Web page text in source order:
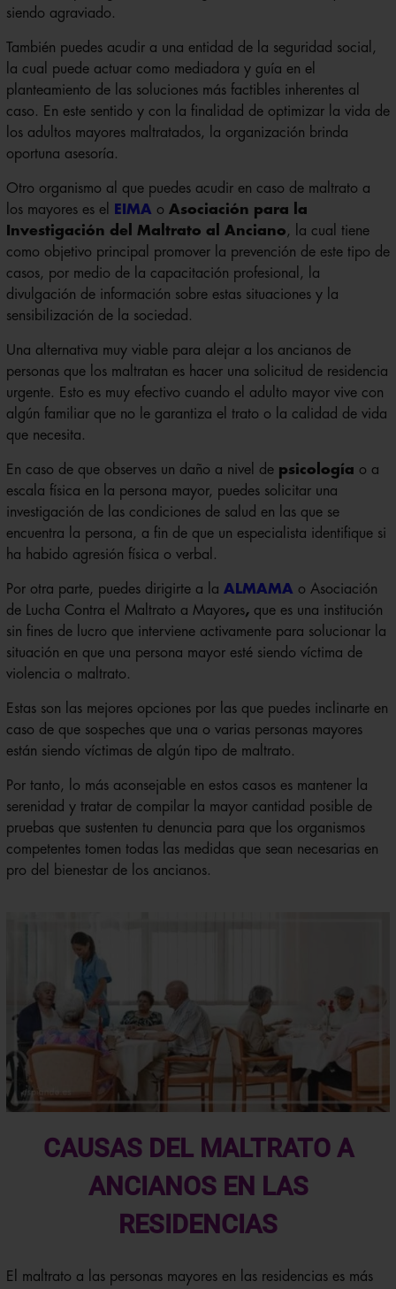
siendo agraviado.
También puedes acudir a una entidad de la seguridad social,
la cual puede actuar como mediadora y guía en el
planteamiento de las soluciones más factibles inherentes al
caso. En este sentido y con la finalidad de optimizar la vida de
los adultos mayores maltratados, la organización brinda
oportuna asesoría.
Otro organismo al que puedes acudir en caso de maltrato a
los mayores es el
EIMA o Asociación para la
Investigación del Maltrato al Anciano, la cual tiene
como objetivo principal promover la prevención de este tipo de
casos, por medio de la capacitación profesional, la
divulgación de información sobre estas situaciones y la
sensibilización de la sociedad.
Una alternativa muy viable para alejar a los ancianos de
personas que los maltratan es hacer una solicitud de residencia
urgente. Esto es muy efectivo cuando el adulto mayor vive con
algún familiar que no le garantiza el trato o la calidad de vida
que necesita.
En caso de que observes un daño a nivel de psicología o a
escala física en la persona mayor, puedes solicitar una
investigación de las condiciones de salud en las que se
encuentra la persona, a fin de que un especialista identifique si
ha habido agresión física o verbal.
Por otra parte, puedes dirigirte a la ALMAMA o Asociación
de Lucha Contra el Maltrato a Mayores, que es una institución
sin fines de lucro que interviene activamente para solucionar la
situación en que una persona mayor esté siendo víctima de
violencia o maltrato.
Estas son las mejores opciones por las que puedes inclinarte en
caso de que sospeches que una o varias personas mayores
están siendo víctimas de algún tipo de maltrato.
Por tanto, lo más aconsejable en estos casos es mantener la
serenidad y tratar de compilar la mayor cantidad posible de
pruebas que sustenten tu denuncia para que los organismos
competentes tomen todas las medidas que sean necesarias en
pro del bienestar de los ancianos.
CAUSAS DEL MALTRATO A
ANCIANOS EN LAS
RESIDENCIAS
El maltrato a las personas mayores en las residencias es más